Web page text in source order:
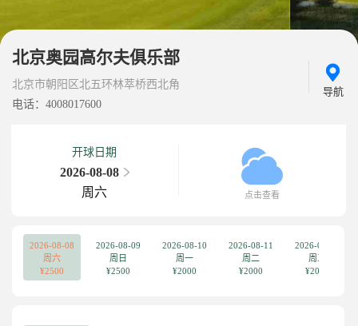
北京奥园高尔夫俱乐部
北京市朝阳区北五环林萃桥西北角
电话：4008017600
导航
开球日期
2026-08-08
周六
点击查看
2026-08-08
周六
¥2500
2026-08-09
周日
¥2500
2026-08-10
周一
¥2000
2026-08-11
周二
¥2000
2026-08-12
周三
¥2000